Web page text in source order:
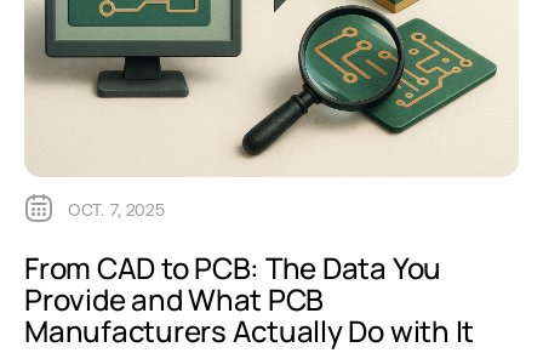
OCT. 7, 2025
From CAD to PCB: The Data You
Provide and What PCB
Manufacturers Actually Do with It